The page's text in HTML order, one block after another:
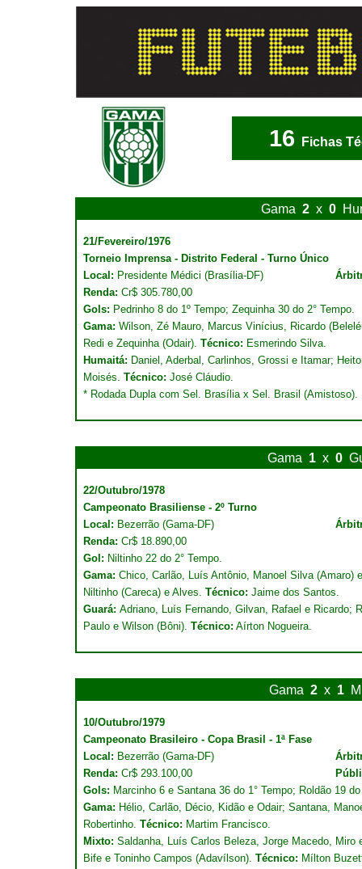
16 Fichas
Gama 2 x 0
21/Fevereiro/1976
Torneio Imprensa - Distrito Federal - Turno Único
Local: Presidente Médici (Brasília-DF)
Renda: Cr$ 305.780,00
Gols: Pedrinho 8 do 1º Tempo; Zequinha 30 do 2° Tempo.
Gama: Wilson, Zé Mauro, Marcus Vinícius, Ricardo
Redi e Zequinha (Odair). Técnico: Esmerindo Silva.
Humaitá: Daniel, Aderbal, Carlinhos, Grossi e Itamar;
Moisés. Técnico: José Cláudio.
* Rodada Dupla com Sel. Brasília x Sel. Brasil (Amistoso).
Gama 1 x 0
22/Outubro/1978
Campeonato Brasiliense - 2º Turno
Local: Bezerrão (Gama-DF)
Renda: Cr$ 18.890,00
Gol: Niltinho 22 do 2° Tempo.
Gama: Chico, Carlão, Luís Antônio, Manoel Silva (Amaro)
Niltinho (Careca) e Alves. Técnico: Jaime dos Santos.
Guará: Adriano, Luís Fernando, Gilvan, Rafael e Ricardo;
Paulo e Wilson (Bôni). Técnico: Aírton Nogueira.
Gama 2 x 1
10/Outubro/1979
Campeonato Brasileiro - Copa Brasil - 1ª Fase
Local: Bezerrão (Gama-DF)
Renda: Cr$ 293.100,00
Gols: Marcinho 6 e Santana 36 do 1° Tempo; Roldão 19 do
Gama: Hélio, Carlão, Décio, Kidão e Odair; Santana,
Robertinho. Técnico: Martim Francisco.
Mixto: Saldanha, Luís Carlos Beleza, Jorge Macedo,
Bife e Toninho Campos (Adavílson). Técnico: Mílton